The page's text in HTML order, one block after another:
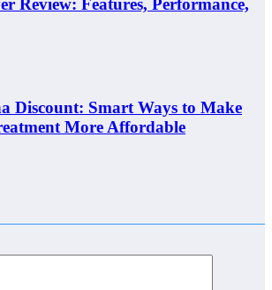
Review: Features, Performance,
Discount: Smart Ways to Make
More Affordable